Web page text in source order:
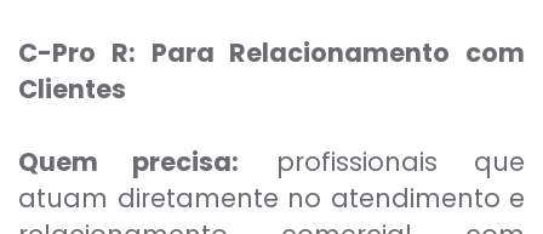
C-Pro R: Para Relacionamento com
Clientes
Quem precisa: profissionais que
atuam diretamente no atendimento e